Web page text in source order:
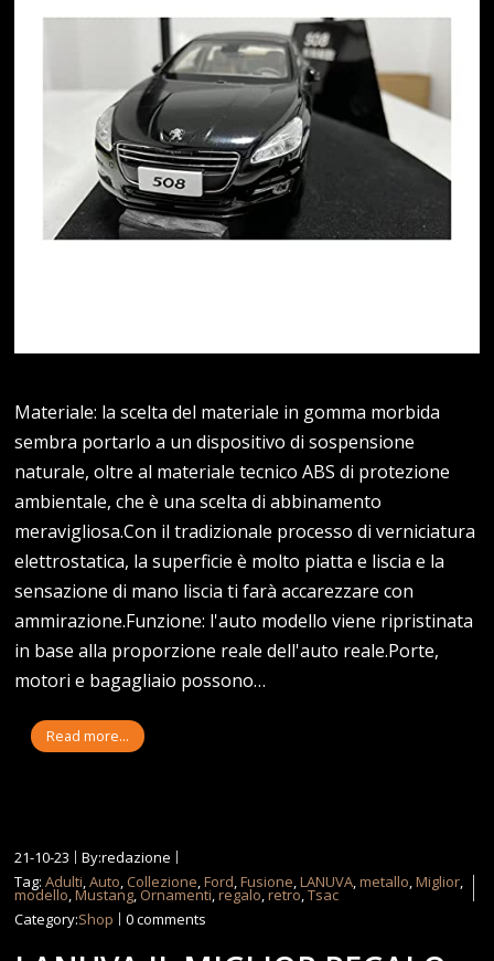
Materiale: la scelta del materiale in gomma morbida
sembra portarlo a un dispositivo di sospensione
naturale, oltre al materiale tecnico ABS di protezione
ambientale, che è una scelta di abbinamento
meravigliosa.Con il tradizionale processo di verniciatura
elettrostatica, la superficie è molto piatta e liscia e la
sensazione di mano liscia ti farà accarezzare con
ammirazione.Funzione: l'auto modello viene ripristinata
in base alla proporzione reale dell'auto reale.Porte,
motori e bagagliaio possono…
Read more...
21-10-23
By:redazione
Tag:Adulti,Auto, Collezione,Ford,Fusione,LANUVA,metallo,Miglior,
modello,Mustang, Ornamenti,regalo,retro,Tsac
Category:Shop 0 comments